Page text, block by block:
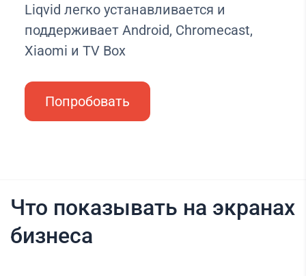
Liqvid легко устанавливается и
поддерживает Android, Chromecast,
Xiaomi и TV Box
Попробовать
Что показывать на экранах
бизнеса